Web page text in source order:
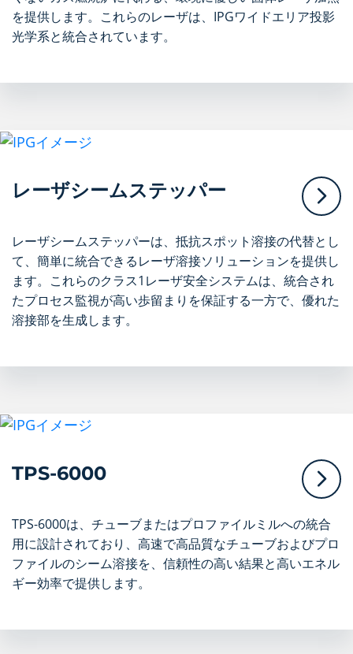
を提供します。これらのレーザは、IPGワイドエリア投影
光学系と統合されています。
レーザシームステッパー
レーザシームステッパーは、抵抗スポット溶接の代替とし
て、簡単に統合できるレーザ溶接ソリューションを提供し
ます。これらのクラス1レーザ安全システムは、統合され
たプロセス監視が高い歩留まりを保証する一方で、優れた
溶接部を生成します。
TPS-6000
TPS-6000は、チューブまたはプロファイルミルへの統合
用に設計されており、高速で高品質なチューブおよびプロ
ファイルのシーム溶接を、信頼性の高い結果と高いエネル
ギー効率で提供します。